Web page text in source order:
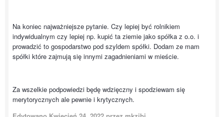
Na koniec najważniejsze pytanie. Czy lepiej być rolnikiem
indywidualnym czy lepiej np. kupić ta ziemie jako spółka z o.o. i
prowadzić to gospodarstwo pod szyldem spółki. Dodam ze mam
spółki które zajmują się innymi zagadnieniami w mieście.
Za wszelkie podpowiedzi będę wdzięczny i spodziewam się
merytorycznych ale pewnie i krytycznych.